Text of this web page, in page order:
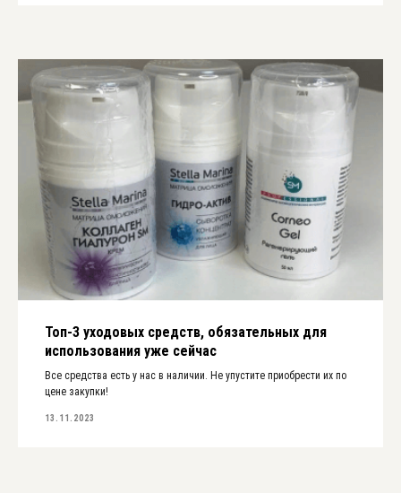
Топ-3 уходовых средств, обязательных для
использования уже сейчас
Все средства есть у нас в наличии. Не упустите приобрести их по
цене закупки!
13.11.2023